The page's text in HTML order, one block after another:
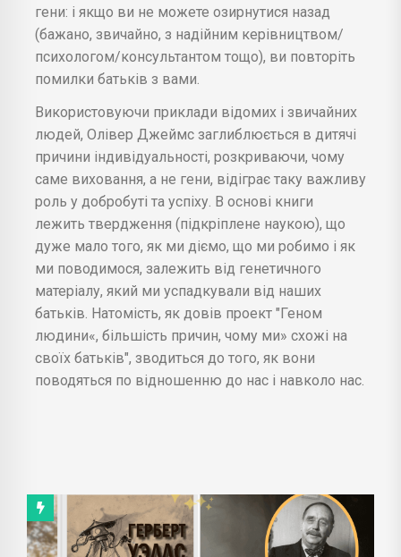
гени: і якщо ви не можете озирнутися назад
(бажано, звичайно, з надійним керівництвом/
психологом/консультантом тощо), ви повторіть
помилки батьків з вами.
Використовуючи приклади відомих і звичайних
людей, Олівер Джеймс заглиблюється в дитячі
причини індивідуальності, розкриваючи, чому
саме виховання, а не гени, відіграє таку важливу
роль у добробуті та успіху. В основі книги
лежить твердження (підкріплене наукою), що
дуже мало того, як ми діємо, що ми робимо і як
ми поводимося, залежить від генетичного
матеріалу, який ми успадкували від наших
батьків. Натомість, як довів проект "Геном
людини«, більшість причин, чому ми» схожі на
своїх батьків", зводиться до того, як вони
поводяться по відношенню до нас і навколо нас.